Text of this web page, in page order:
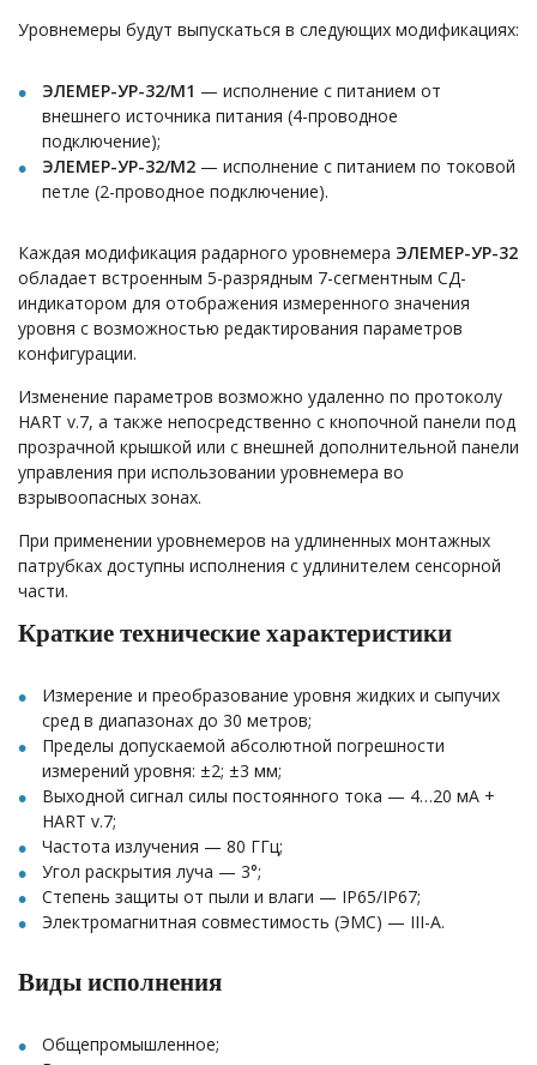
Уровнемеры будут выпускаться в следующих модификациях:
ЭЛЕМЕР-УР-32/М1 — исполнение с питанием от
внешнего источника питания (4-проводное
подключение);
ЭЛЕМЕР-УР-32/М2 — исполнение с питанием по токовой
петле (2-проводное подключение).
Каждая модификация радарного уровнемера ЭЛЕМЕР-УР-32
обладает встроенным 5-разрядным 7-сегментным СД-
индикатором для отображения измеренного значения
уровня с возможностью редактирования параметров
конфигурации.
Изменение параметров возможно удаленно по протоколу
HART v.7, а также непосредственно с кнопочной панели под
прозрачной крышкой или с внешней дополнительной панели
управления при использовании уровнемера во
взрывоопасных зонах.
При применении уровнемеров на удлиненных монтажных
патрубках доступны исполнения с удлинителем сенсорной
части.
Краткие технические характеристики
Измерение и преобразование уровня жидких и сыпучих
сред в диапазонах до 30 метров;
Пределы допускаемой абсолютной погрешности
измерений уровня: ±2; ±3 мм;
Выходной сигнал силы постоянного тока — 4…20 мА +
HART v.7;
Частота излучения — 80 ГГц;
Угол раскрытия луча — 3°;
Степень защиты от пыли и влаги — IP65/IP67;
Электромагнитная совместимость (ЭМС) — III-A.
Виды исполнения
Общепромышленное;